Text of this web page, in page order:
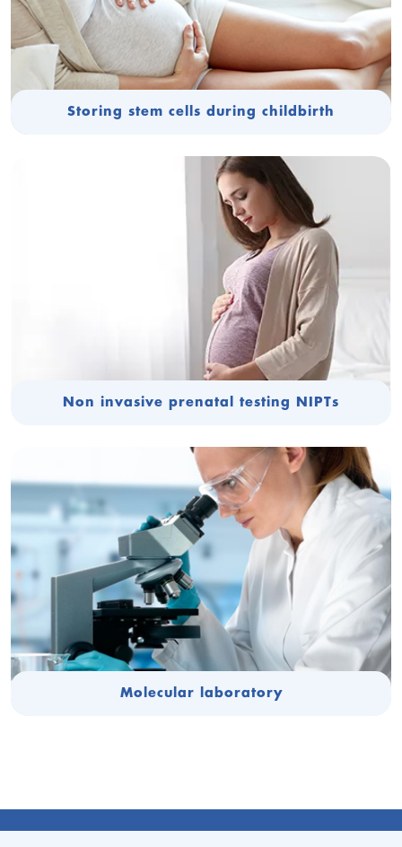
Storing stem cells during childbirth
Non invasive prenatal testing NIPTs
Molecular laboratory